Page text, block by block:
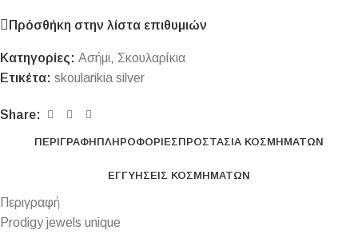
Πρόσθήκη στην λίστα επιθυμιών
Κατηγορίες: Ασήμι, Σκουλαρίκια
Ετικέτα: skoularikia silver
Share:
ΠΕΡΙΓΡΑΦΉΠΛΗΡΟΦΟΡΊΕΣΠΡΟΣΤΑΣΊΑ ΚΟΣΜΗΜΆΤΩΝ
ΕΓΓΥΉΣΕΙΣ ΚΟΣΜΗΜΆΤΩΝ
Περιγραφή
Prodigy jewels unique